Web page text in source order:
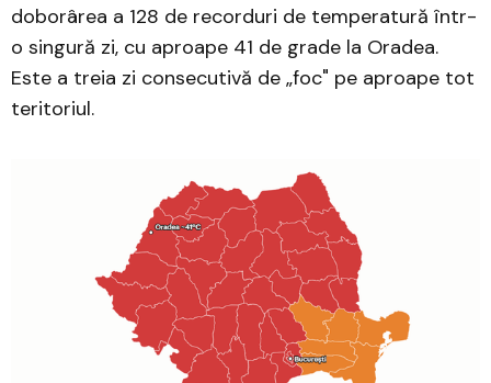
doborârea a 128 de recorduri de temperatură într-
o singură zi, cu aproape 41 de grade la Oradea.
Este a treia zi consecutivă de „foc" pe aproape tot
teritoriul.